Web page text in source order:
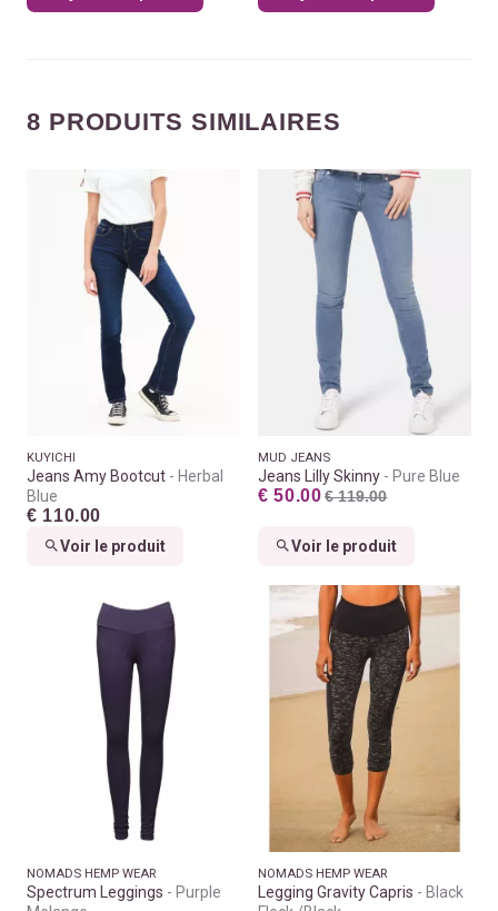
8 PRODUITS SIMILAIRES
KUYICHI
Jeans Amy Bootcut
Herbal
Blue
€ 110.00
Voir le produit
MUD JEANS
Jeans Lilly Skinny Pure Blue
€ 50.00 € 119.00
Voir le produit
NOMADS HEMP WEAR
Spectrum Leggings
Purple
NOMADS HEMP WEAR
Legging Gravity Capris
Black